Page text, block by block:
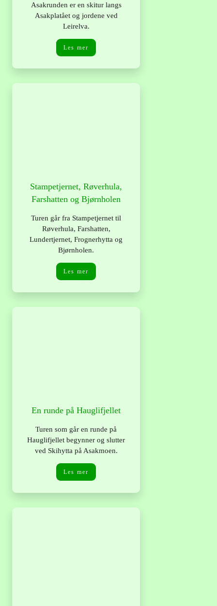
Asakrunden er en skitur langs
Asakplatået og jordene ved
Leirelva.
Les mer
Stampetjernet, Røverhula,
Farshatten og Bjørnholen
Turen går fra Stampetjernet til
Røverhula, Farshatten,
Lundertjernet, Frognerhytta og
Bjørnholen.
Les mer
En runde på Hauglifjellet
Turen som går en runde på
Hauglifjellet begynner og slutter
ved Skihytta på Asakmoen.
Les mer